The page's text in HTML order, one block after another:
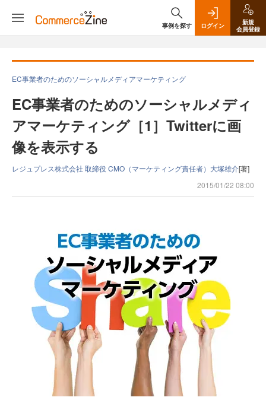
事例を探す ログイン
新規
会員登録
EC事業者のためのソーシャルメディアマーケティング
EC事業者のためのソーシャルメディ
アマーケティング［1］Twitterに画
像を表示する
レジュプレス株式会社 取締役 CMO（マーケティング責任者）大塚雄介[著]
2015/01/22 08:00